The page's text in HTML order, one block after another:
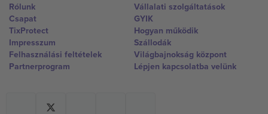
Rólunk
Csapat
TixProtect
Impresszum
Felhasználási feltételek
Partnerprogram
Vállalati szolgáltatások
GYIK
Hogyan működik
Szállodák
Világbajnokság központ
Lépjen kapcsolatba velünk